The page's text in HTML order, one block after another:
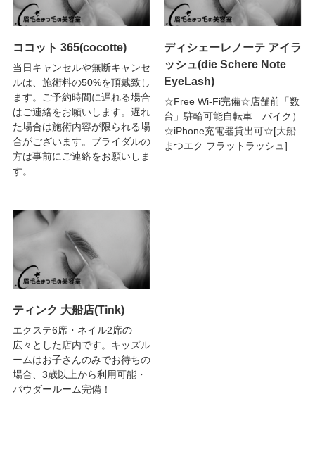
ココット 365(cocotte)
当日キャンセルや無断キャンセ
ルは、施術料の50%を頂戴致し
ます。ご予約時間に遅れる場合
はご連絡をお願いします。遅れ
た場合は施術内容が限られる場
合がございます。ブライダルの
方は事前にご連絡をお願いしま
す。
ディシェーレノーテ アイラ
ッシュ(die Schere Note
EyeLash)
☆Free Wi-Fi完備☆店舗前「数
台」駐輪可能自転車 バイク）
☆iPhone充電器貸出可☆[大船
まつエク フラットラッシュ]
ティンク 大船店(Tink)
エクステ6席・ネイル2席の
広々とした店内です。キッズル
ームはお子さんのみでお待ちの
場合、3歳以上から利用可能・
パウダールーム完備！